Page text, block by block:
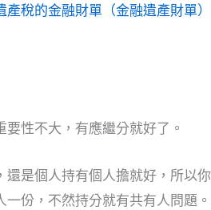
產稅的金融財單（金融遺產財單
性不大，有應繼分就好了。
還是個人持有個人擔就好，所以
份，不然持分就有共有人問題。